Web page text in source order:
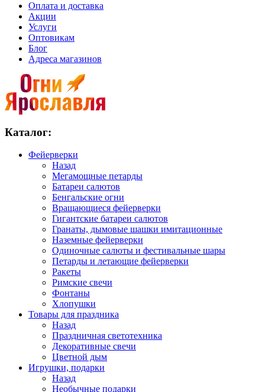
Оплата и доставка
Акции
Услуги
Оптовикам
Блог
Адреса магазинов
Каталог:
Фейерверки
Назад
Мегамощные петарды
Батареи салютов
Бенгальские огни
Вращающиеся фейерверки
Гигантские батареи салютов
Гранаты, дымовые шашки имитационные
Наземные фейерверки
Одиночные салюты и фестивальные шары
Петарды и летающие фейерверки
Ракеты
Римские свечи
Фонтаны
Хлопушки
Товары для праздника
Назад
Праздничная светотехника
Декоративные свечи
Цветной дым
Игрушки, подарки
Назад
Необычные подарки